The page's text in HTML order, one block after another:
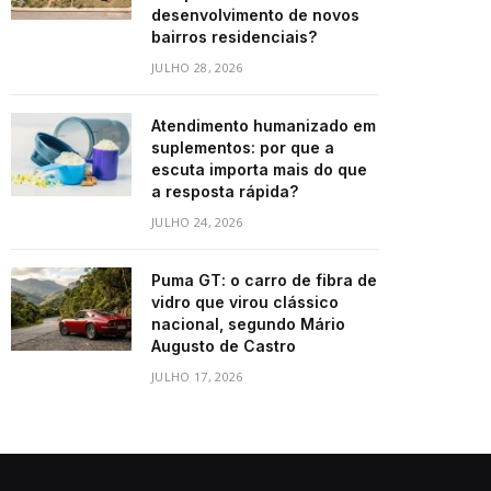
desenvolvimento de novos
bairros residenciais?
JULHO 28, 2026
Atendimento humanizado em
suplementos: por que a
escuta importa mais do que
a resposta rápida?
JULHO 24, 2026
Puma GT: o carro de fibra de
vidro que virou clássico
nacional, segundo Mário
Augusto de Castro
JULHO 17, 2026